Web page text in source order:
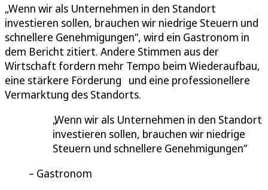
„Wenn wir als Unternehmen in den Standort
investieren sollen, brauchen wir niedrige Steuern und
schnellere Genehmigungen“, wird ein Gastronom in
dem Bericht zitiert. Andere Stimmen aus der
Wirtschaft fordern mehr Tempo beim Wiederaufbau,
eine stärkere Förderung und eine professionellere
Vermarktung des Standorts.
Wenn wir als Unternehmen in den Standort
investieren sollen, brauchen wir niedrige
Steuern und schnellere Genehmigungen
Gastronom